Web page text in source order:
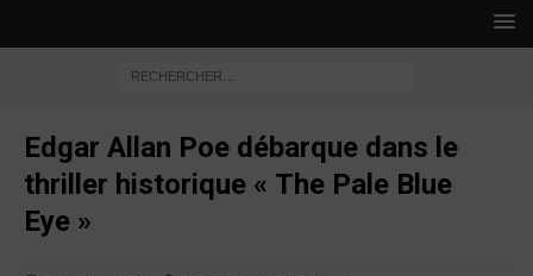
Edgar Allan Poe débarque dans le
thriller historique « The Pale Blue
Eye »